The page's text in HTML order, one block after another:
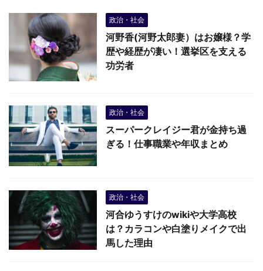
政治・社会
河野香(河野太郎妻）はお嬢様？学
歴や経歴が凄い！選挙区を支える
功労者
政治・社会
スーパークレイジー君が金持ち過
ぎる！仕事職業や年収まとめ
政治・社会
河合ゆうすけのwikiや大学高校
は？カラコンや白塗りメイクで出
馬した理由